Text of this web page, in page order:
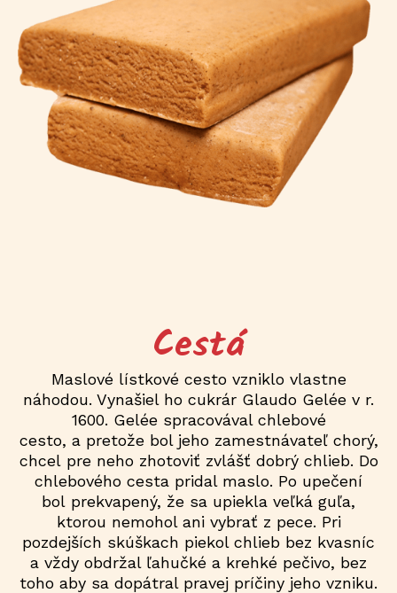
Cestá
Maslové lístkové cesto vzniklo vlastne
náhodou. Vynašiel ho cukrár Glaudo Gelée v r.
1600. Gelée spracovával chlebové
cesto, a pretože bol jeho zamestnávateľ chorý,
chcel pre neho zhotoviť zvlášť dobrý chlieb. Do
chlebového cesta pridal maslo. Po upečení
bol prekvapený, že sa upiekla veľká guľa,
ktorou nemohol ani vybrať z pece. Pri
pozdejších skúškach piekol chlieb bez kvasníc
a vždy obdržal ľahučké a krehké pečivo, bez
toho aby sa dopátral pravej príčiny jeho vzniku.